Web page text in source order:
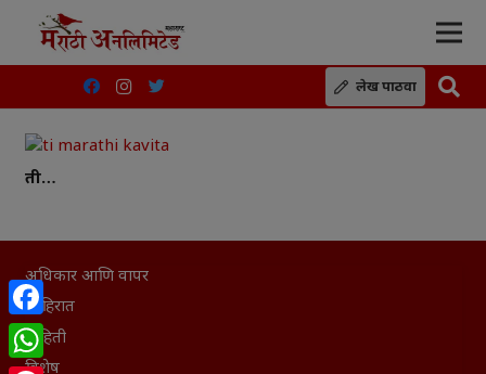
लेख पाठवा
ती…
अधिकार आणि वापर
जाहिरात
माहिती
विशेष
Facebook